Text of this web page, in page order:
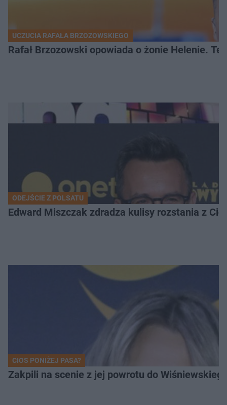
UCZUCIA RAFAŁA BRZOZOWSKIEGO
Rafał Brzozowski opowiada o żonie Helenie. Te
ODEJŚCIE Z POLSATU
Edward Miszczak zdradza kulisy rozstania z
CIOS PONIŻEJ PASA?
Zakpili na scenie z jej powrotu do